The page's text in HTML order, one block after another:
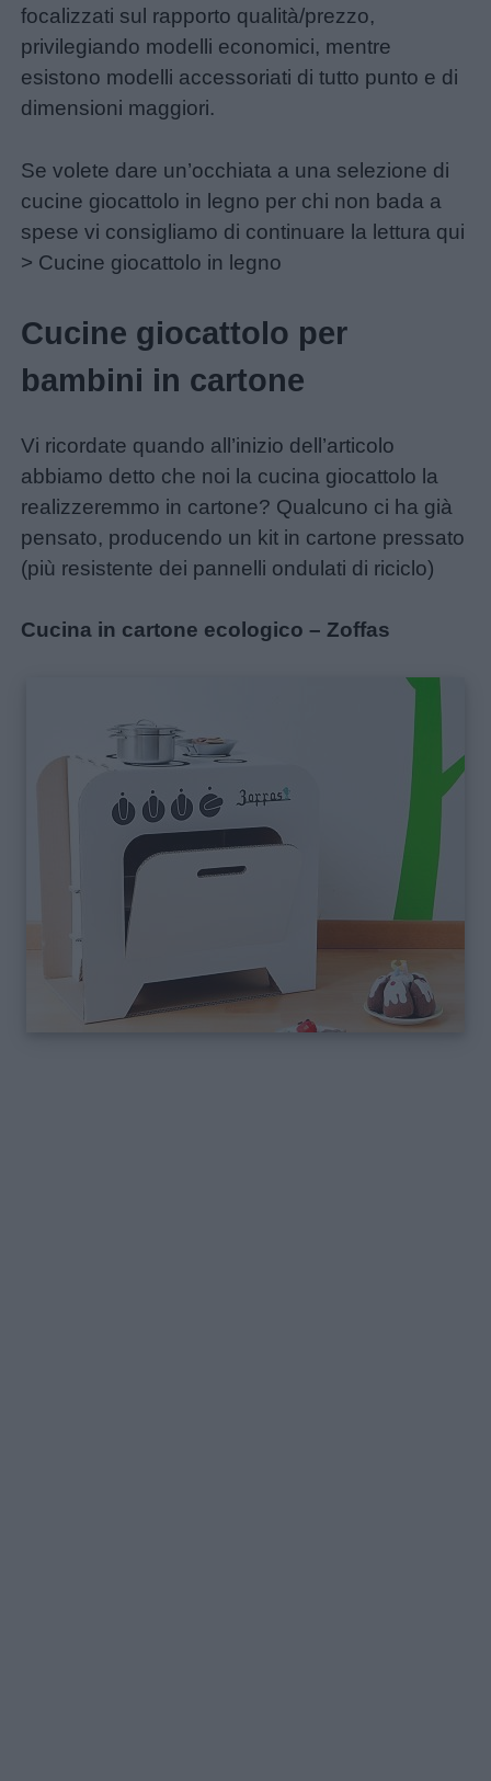
focalizzati sul rapporto qualità/prezzo,
privilegiando modelli economici, mentre
esistono modelli accessoriati di tutto punto e di
dimensioni maggiori.
Se volete dare un’occhiata a una selezione di
cucine giocattolo in legno per chi non bada a
spese vi consigliamo di continuare la lettura qui
> Cucine giocattolo in legno
Cucine giocattolo per
bambini in cartone
Vi ricordate quando all’inizio dell’articolo
abbiamo detto che noi la cucina giocattolo la
realizzeremmo in cartone? Qualcuno ci ha già
pensato, producendo un kit in cartone pressato
(più resistente dei pannelli ondulati di riciclo)
Cucina in cartone ecologico – Zoffas